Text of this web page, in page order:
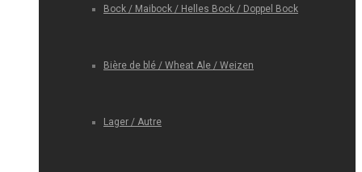
Bock / Maibock / Helles Bock / Doppel Bock
Bière de blé / Wheat Ale / Weizen
Lager / Autre